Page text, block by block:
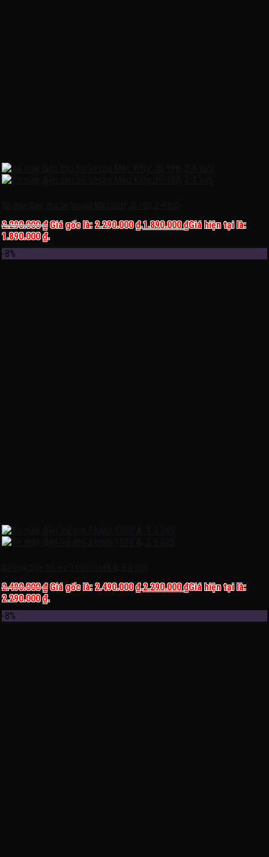
2.290.000₫ Giá gốc là: 2.290.000 ₫.1.890.000₫Giá hiện tại là:
1.890.000 ₫.
-8%
2.490.000₫ Giá gốc là: 2.490.000 ₫.2.290.000₫Giá hiện tại là:
2.290.000 ₫.
-8%